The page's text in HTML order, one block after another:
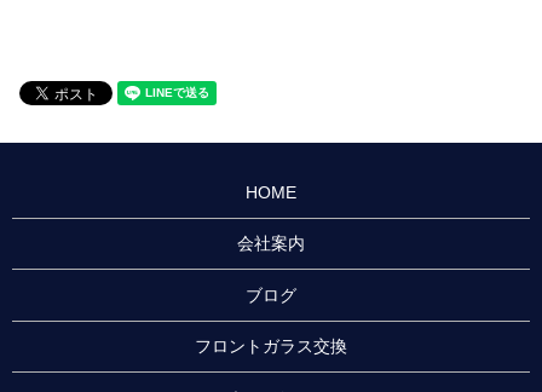
HOME
会社案内
ブログ
フロントガラス交換